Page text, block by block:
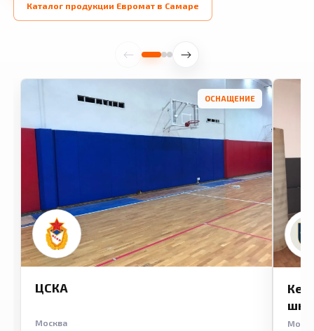
Каталог продукции Евромат в Самаре
ОСНАЩЕНИЕ
ЦСКА
Москва